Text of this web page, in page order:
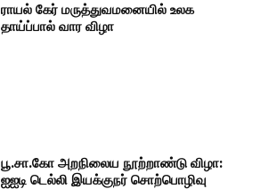
ராயல் கேர் மருத்துவமனையில் உலக
தாய்ப்பால் வார விழா
பூ.சா.கோ அறநிலைய நூற்றாண்டு விழா:
ஐஐடி டெல்லி இயக்குநர் சொற்பொழிவு